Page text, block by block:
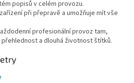
popisů v celém provozu.
při přepravě a umožňuje mít vše
profesionální provoz tam,
a dlouhá životnost štítků.